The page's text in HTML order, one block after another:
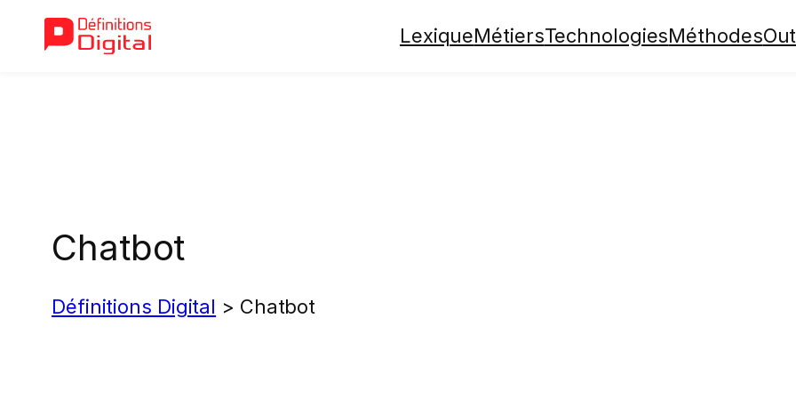
LexiqueMétiersTechnologiesMéthodes
Chatbot
Définitions Digital > Chatbot